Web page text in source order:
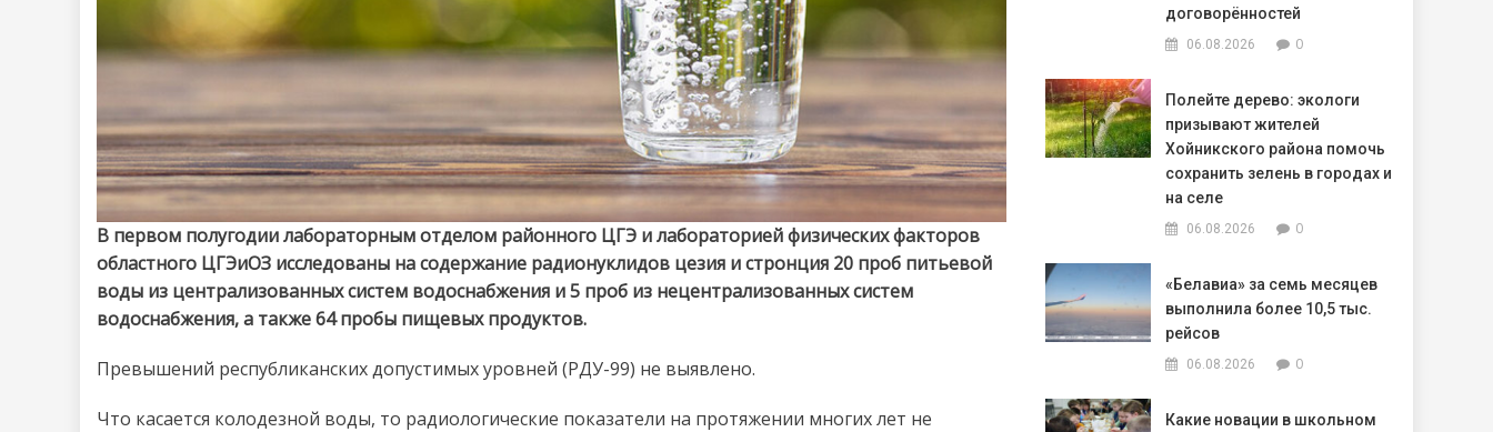
В первом полугодии лабораторным отделом районного ЦГЭ и лабораторией физических факторов
областного ЦГЭиОЗ исследованы на содержание радионуклидов цезия и стронция 20 проб питьевой
воды из централизованных систем водоснабжения и 5 проб из нецентрализованных систем
водоснабжения, а также 64 пробы пищевых продуктов.
Превышений республиканских допустимых уровней (РДУ-99) не выявлено.
Что касается колодезной воды, то радиологические показатели на протяжении многих лет не
договорённостей
06.08.2026 0
Полейте дерево: экологи
призывают жителей
Хойникского района помочь
сохранить зелень в городах и
на селе
06.08.2026 0
«Белавиа» за семь месяцев
выполнила более 10,5 тыс.
рейсов
06.08.2026 0
Какие новации в школьном